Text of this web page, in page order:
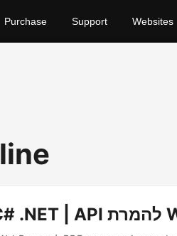
Purchase Support Websites